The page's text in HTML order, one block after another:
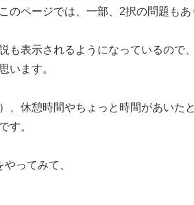
ページでは、一部、2択の問題もあ
も表示されるようになっているので
います。
、休憩時間やちょっと時間があいた
す。
ってみて、